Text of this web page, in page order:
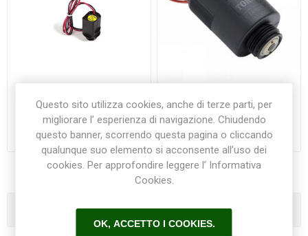
Solenoide bistabile 9 V Rain
Bird
€49,50
Solenoide bistabile 9 V
TORO
€32,00
Categorie
Questo sito utilizza cookies, anche di terze parti, per
migliorare l’ esperienza di navigazione. Chiudendo
questo banner, scorrendo questa pagina o cliccando
qualunque suo elemento si acconsente all’uso dei
cookies. Per approfondire leggere l’ Informativa
Cookies.
OK, ACCETTO I COOKIES.